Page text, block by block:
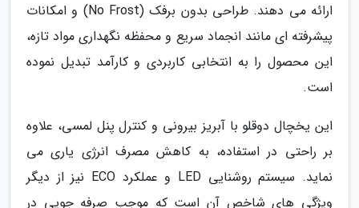
ارائه می دهند. طراحی بدون برفک (No Frost) و امکانات
پیشرفته ای مانند انجماد سریع و محفظه نگهداری مواد تازه،
این محصول را به انتخابی کاربردی و کارآمد تبدیل نموده
است.
این یخچال دوقلو با آبریز بیرونی و کنترل پنل لمسی، علاوه
بر راحتی در استفاده، به کاهش مصرف انرژی یاری می
نماید. سیستم روشنایی LED و عملکرد ECO نیز از دیگر
ویژگی های شاخص آن است که موجب صرفه جویی در